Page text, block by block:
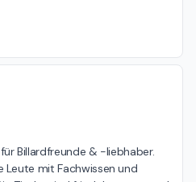
Billardfreunde & -liebhaber.
Leute mit Fachwissen und